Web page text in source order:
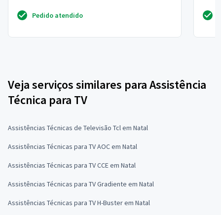
Pedido atendido
Veja serviços similares para Assistência
Técnica para TV
Assistências Técnicas de Televisão Tcl em Natal
Assistências Técnicas para TV AOC em Natal
Assistências Técnicas para TV CCE em Natal
Assistências Técnicas para TV Gradiente em Natal
Assistências Técnicas para TV H-Buster em Natal